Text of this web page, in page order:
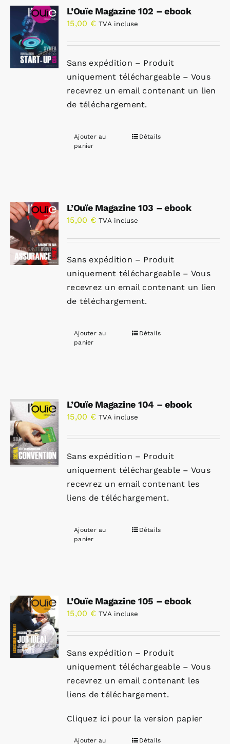
L’Ouïe Magazine 102 – ebook
15,00 € TVA incluse
Sans expédition – Produit
uniquement téléchargeable – Vous
recevrez un email contenant un lien
de téléchargement.
Ajouter au
panier
Détails
L’Ouïe Magazine 103 – ebook
15,00 € TVA incluse
Sans expédition – Produit
uniquement téléchargeable – Vous
recevrez un email contenant un lien
de téléchargement.
Ajouter au
panier
Détails
L’Ouïe Magazine 104 – ebook
15,00 € TVA incluse
Sans expédition – Produit
uniquement téléchargeable – Vous
recevrez un email contenant les
liens de téléchargement.
Ajouter au
panier
Détails
L’Ouïe Magazine 105 – ebook
15,00 € TVA incluse
Sans expédition – Produit
uniquement téléchargeable – Vous
recevrez un email contenant les
liens de téléchargement.
Cliquez ici pour la version papier
Ajouter au Détails